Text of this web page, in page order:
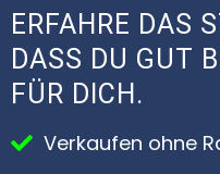
ERFAHRE DAS
DASS DU GUT
FÜR DICH.
Verkaufen ohne